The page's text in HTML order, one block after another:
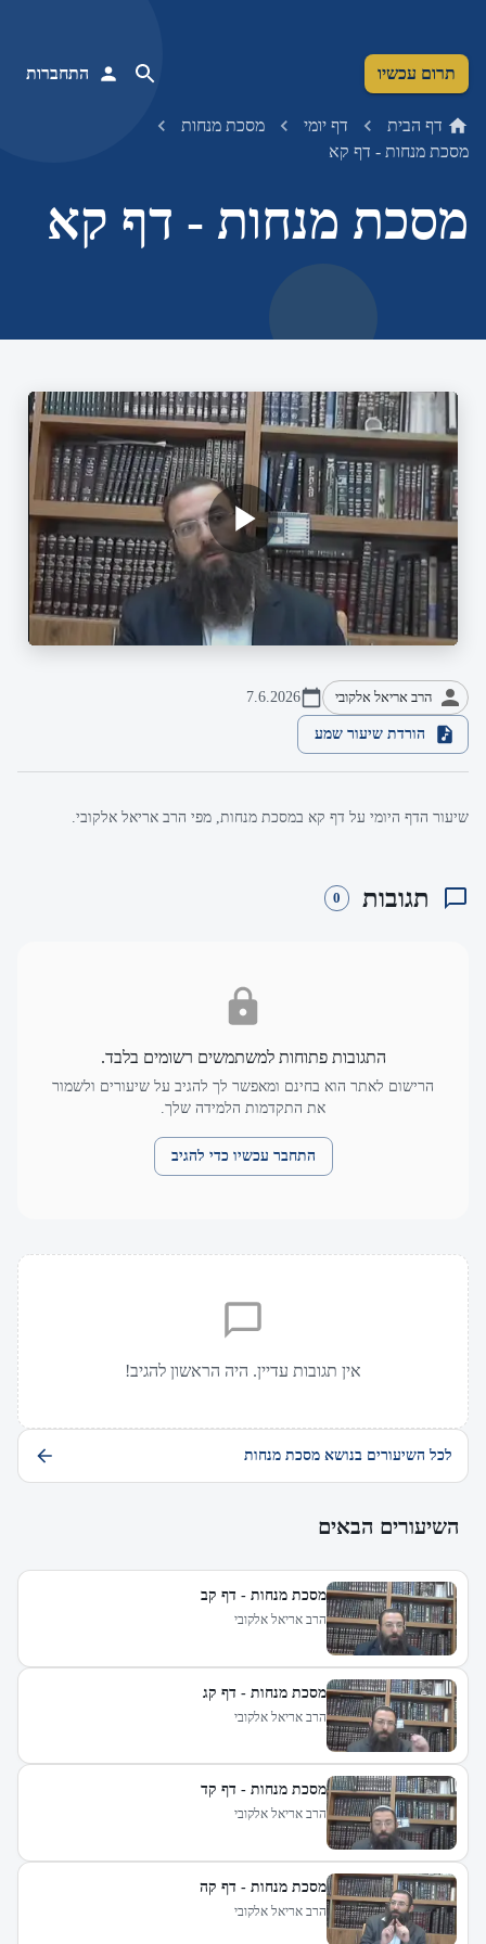
תרום עכשיו התחברות
דף הבית דף יומי
מסכת מנחות
מסכת מנחות - דף קא
מסכת מנחות - דף קא
הרב אריאל אלקובי 7.6.2026
הורדת שיעור שמע
שיעור הדף היומי על דף קא במסכת מנחות, מפי הרב אריאל אלקובי.
תגובות 0
התגובות פתוחות למשתמשים רשומים בלבד.
הרישום לאתר הוא בחינם ומאפשר לך להגיב על שיעורים ולשמור
את התקדמות הלמידה שלך.
התחבר עכשיו כדי להגיב
אין תגובות עדיין. היה הראשון להגיב!
לכל השיעורים בנושא מסכת מנחות
השיעורים הבאים
מסכת מנחות - דף קב
הרב אריאל אלקובי
מסכת מנחות - דף קג
הרב אריאל אלקובי
מסכת מנחות - דף קד
הרב אריאל אלקובי
מסכת מנחות - דף קה
הרב אריאל אלקובי